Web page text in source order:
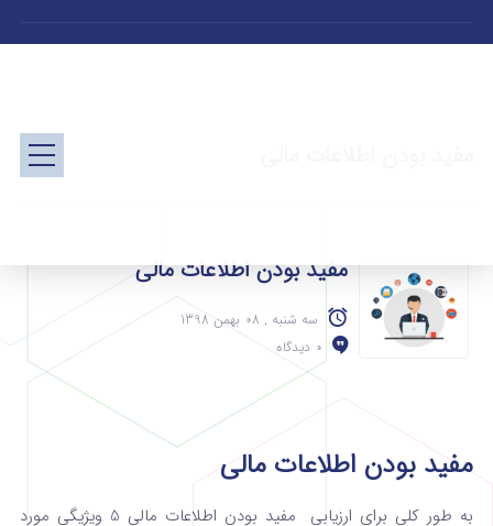
مفید بودن اطلاعات مالی
سه شنبه , 08 بهمن 1398
0 دیدگاه
مفید بودن اطلاعات مالی
به طور کلی برای ارزیابی مفید بودن اطلاعات مالی 5 ویژیگی مورد